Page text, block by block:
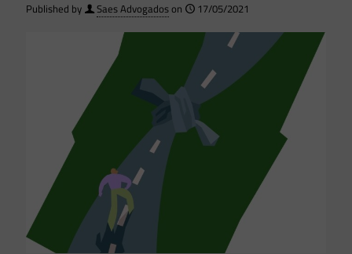
Published by Saes Advogadoson 17/05/2021